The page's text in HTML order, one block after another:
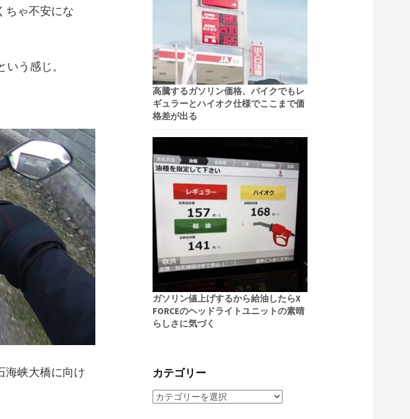
ちゃ不安にな
う感じ。
海峡大橋に向け
高騰するガソリン価格、バイクでもレ
ギュラーとハイオク仕様でここまで価
格差が出る
ガソリン値上げするから給油したらX
FORCEのヘッドライトユニットの素晴
らしさに気づく
カテゴリー